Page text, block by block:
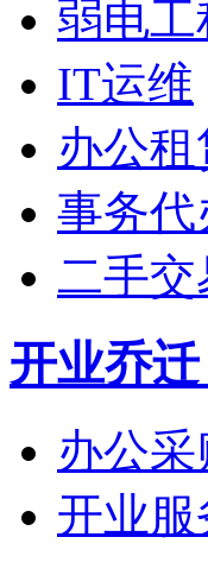
弱电工
IT运维
办公租
事务代
二手交
开业乔
办公采
开业服